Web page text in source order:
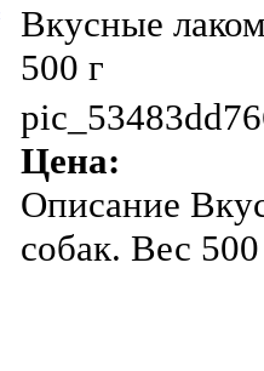
Вкусные
500 г
Цена:
Описание
собак. Вес